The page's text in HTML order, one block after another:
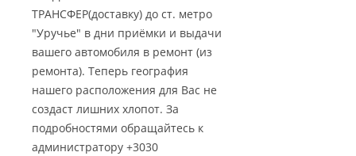
ТРАНСФЕР(доставку) до ст. метро
"Уручье" в дни приёмки и выдачи
вашего автомобиля в ремонт (из
ремонта). Теперь география
нашего расположения для Вас не
создаст лишних хлопот. За
подробностями обращайтесь к
администратору +3030